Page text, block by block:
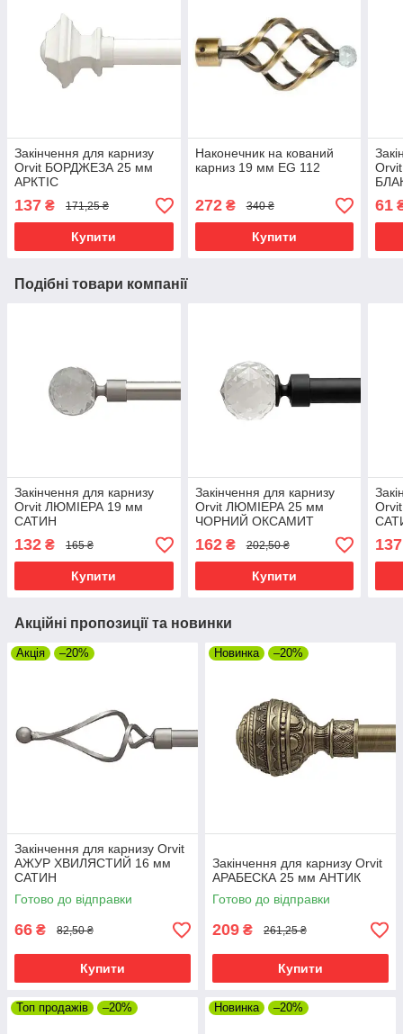
Закінчення для карнизу
Orvit БОРДЖЕЗА 25 мм
АРКТІС
137 ₴ 171,25 ₴
Купити
Наконечник на кований
карниз 19 мм EG 112
272₴ 340 ₴
Купити
61
Подібні товари компанії
Закінчення для карнизу
Orvit ЛЮМІЕРА 19 мм
САТИН
132 ₴ 165 ₴
Купити
Закінчення для карнизу
Orvit ЛЮМІЕРА 25 мм
ЧОРНИЙ ОКСАМИТ
162₴ 202,50 ₴
Купити
137
Акційні пропозиції та новинки
Акція –20%
Закінчення для карнизу Orvit
АЖУР ХВИЛЯСТИЙ 16 мм
САТИН
Готово до відправки
66 ₴ 82,50 ₴
Купити
Новинка –20%
Закінчення для карнизу Orvit
АРАБЕСКА 25 мм АНТИК
Готово до відправки
209 ₴ 261,25 ₴
Купити
Топ продажів –20% Новинка –20%